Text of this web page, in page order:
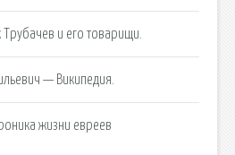
Трубачев и его товарищи.
— Википедия.
жизни евреев